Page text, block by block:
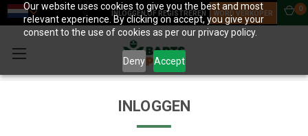
Our website uses cookies to give you the best and most
relevant experience. By clicking on accept, you give your
consent to the use of cookies as per our privacy policy.
Deny Accept
INLOGGEN OF REGISTREREN WORD VERKOPER
0
INLOGGEN